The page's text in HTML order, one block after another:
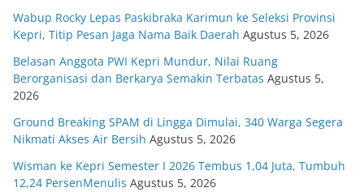
Wabup Rocky Lepas Paskibraka Karimun ke Seleksi Provinsi
Kepri, Titip Pesan Jaga Nama Baik Daerah Agustus 5, 2026
Belasan Anggota PWI Kepri Mundur, Nilai Ruang
Berorganisasi dan Berkarya Semakin Terbatas Agustus 5,
2026
Ground Breaking SPAM di Lingga Dimulai, 340 Warga Segera
Nikmati Akses Air Bersih Agustus 5, 2026
Wisman ke Kepri Semester I 2026 Tembus 1,04 Juta, Tumbuh
12,24 PersenMenulis Agustus 5, 2026